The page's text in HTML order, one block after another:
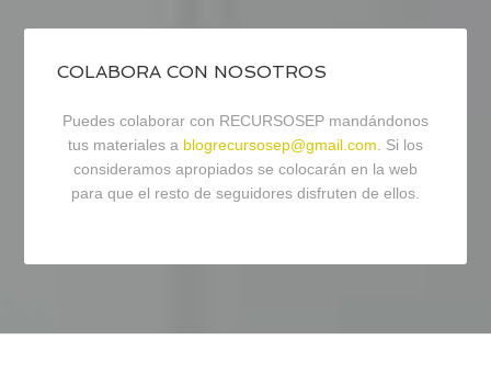
COLABORA CON NOSOTROS
Puedes colaborar con RECURSOSEP mandándonos
tus materiales a blogrecursosep@gmail.com. Si los
consideramos apropiados se colocarán en la web
para que el resto de seguidores disfruten de ellos.